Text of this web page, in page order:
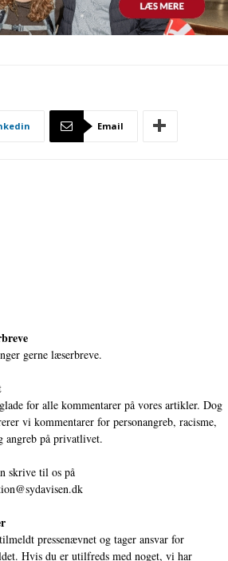
Email
gerne læserbreve.
for alle kommentarer på vores artikler. Dog
vi kommentarer for personangreb, racisme,
angreb på privatlivet.
skrive til os på
pressenævnet og tager ansvar for
Hvis du er utilfreds med noget, vi har